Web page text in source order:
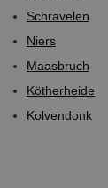
Schravelen
Niers
Maasbruch
Kötherheide
Kolvendonk